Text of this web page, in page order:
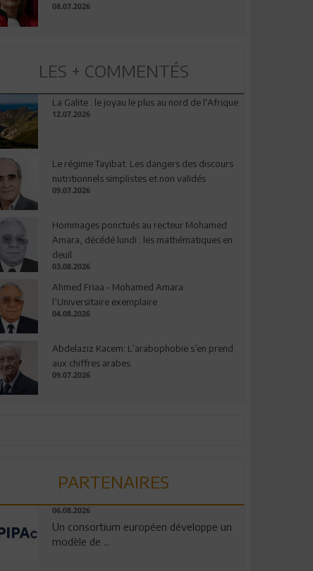
08.07.2026
LES + COMMENTÉS
La Galite : le joyau le plus au nord de l'Afrique
12.07.2026
Le régime Tayibat: Les dangers des discours
nutritionnels simplistes et non validés
09.07.2026
Hommages ponctués au recteur Mohamed
Amara, décédé lundi : les mathématiques en
deuil
03.08.2026
Ahmed Friaa - Mohamed Amara:
l’Universitaire exemplaire
04.08.2026
Abdelaziz Kacem: L’arabophobie s’en prend
aux chiffres arabes
09.07.2026
PARTENAIRES
06.08.2026
Un consortium européen développe un
modèle de ...